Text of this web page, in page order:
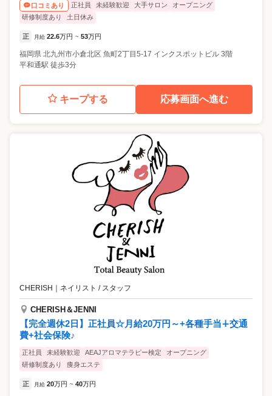
口コミあり 正社員 未経験歓迎 大手サロン
オープニング
研修制度あり
土日休み
正 月給 22.6万円 ~ 53万円
福岡県 北九州市小倉北区 魚町2丁目5-17 インクスポットビル 3階
平和通駅 徒歩3分
キープする 応募画面へ進む
CHERISH ｜ ネイリスト / スタッフ
CHERISH＆JENNI
【完全週休2日】正社員☆月給20万円～+各種手当∔交通
費+社会保険♪
正社員 未経験歓迎 AEAJアロマテラピー検定
オープニング
研修制度あり
痩身エステ
正 月給 20万円 ~ 40万円